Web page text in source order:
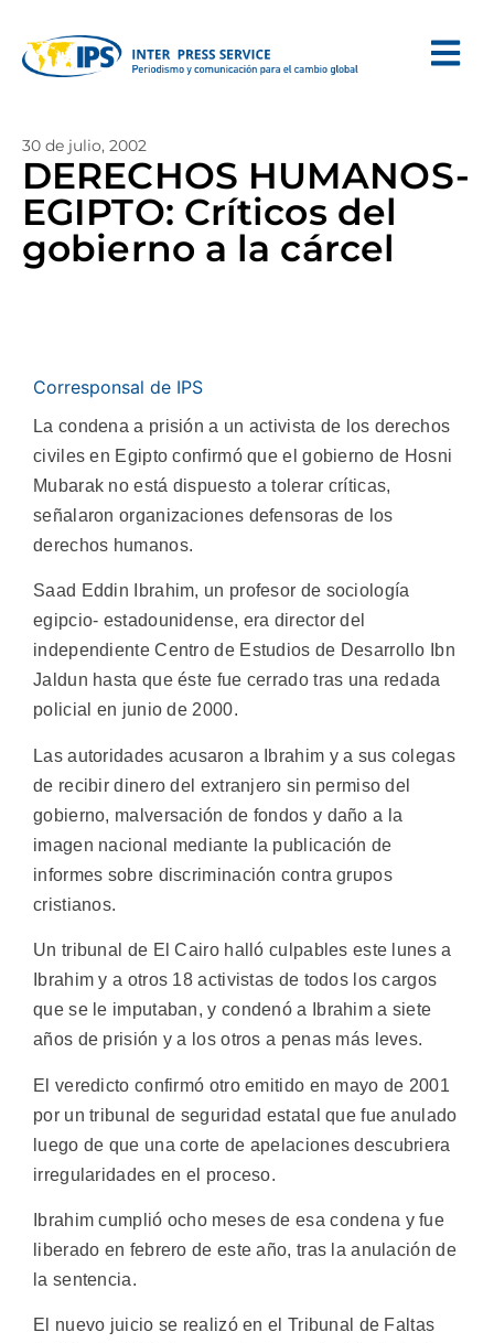
30 de julio, 2002
DERECHOS HUMANOS-
EGIPTO: Críticos del
gobierno a la cárcel
Corresponsal de IPS
La condena a prisión a un activista de los derechos
civiles en Egipto confirmó que el gobierno de Hosni
Mubarak no está dispuesto a tolerar críticas,
señalaron organizaciones defensoras de los
derechos humanos.
Saad Eddin Ibrahim, un profesor de sociología
egipcio- estadounidense, era director del
independiente Centro de Estudios de Desarrollo Ibn
Jaldun hasta que éste fue cerrado tras una redada
policial en junio de 2000.
Las autoridades acusaron a Ibrahim y a sus colegas
de recibir dinero del extranjero sin permiso del
gobierno, malversación de fondos y daño a la
imagen nacional mediante la publicación de
informes sobre discriminación contra grupos
cristianos.
Un tribunal de El Cairo halló culpables este lunes a
Ibrahim y a otros 18 activistas de todos los cargos
que se le imputaban, y condenó a Ibrahim a siete
años de prisión y a los otros a penas más leves.
El veredicto confirmó otro emitido en mayo de 2001
por un tribunal de seguridad estatal que fue anulado
luego de que una corte de apelaciones descubriera
irregularidades en el proceso.
Ibrahim cumplió ocho meses de esa condena y fue
liberado en febrero de este año, tras la anulación de
la sentencia.
El nuevo juicio se realizó en el Tribunal de Faltas